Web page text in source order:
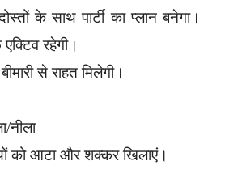
के साथ पार्टी का प्लान बनेगा।
रहेगी।
से राहत मिलेगी।
नीला
को आटा और शक्कर खिलाएं।